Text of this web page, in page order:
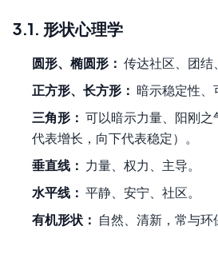
3.1. 形状心理学
圆形、椭圆形： 传达社区、团结
正方形、长方形： 暗示稳定性、
三角形： 可以暗示力量、阳刚
代表增长，向下代表稳定）。
垂直线： 力量、权力、主导。
水平线： 平静、安宁、社区。
有机形状： 自然、清新，常与环